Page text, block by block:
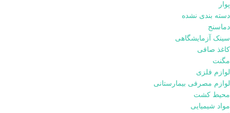
پوار
دسته بندی نشده
دماسنج
سینک آزمایشگاهی
کاغذ صافی
مگنت
لوازم فلزی
لوازم مصرفی بیمارستانی
محیط کشت
مواد شیمیایی